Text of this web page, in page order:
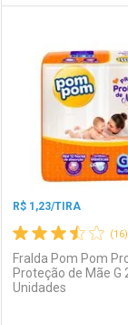
Laboratório
Por Menos
(16)
R$ 1,23/TIRA
Fralda Pom Pom
Proteção de Mãe G
Unidades